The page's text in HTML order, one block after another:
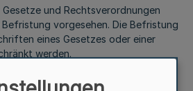
und Rechtsverordnungen
vorgesehen. Die Befristung
eines Gesetzes oder einer
werden.